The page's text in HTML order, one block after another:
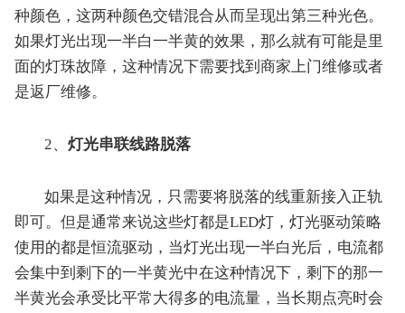
种颜色，这两种颜色交错混合从而呈现出第三种光色。
如果灯光出现一半白一半黄的效果，那么就有可能是里
面的灯珠故障，这种情况下需要找到商家上门维修或者
是返厂维修。
2、灯光串联线路脱落
如果是这种情况，只需要将脱落的线重新接入正轨
即可。但是通常来说这些灯都是LED灯，灯光驱动策略
使用的都是恒流驱动，当灯光出现一半白光后，电流都
会集中到剩下的一半黄光中在这种情况下，剩下的那一
半黄光会承受比平常大得多的电流量，当长期点亮时会